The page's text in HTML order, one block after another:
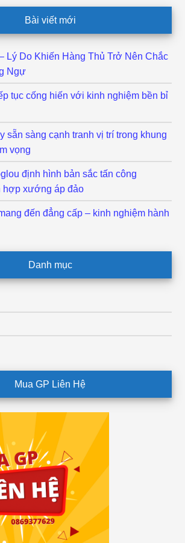
Bài viết mới
Lý Do Khiến Hàng Thủ Trở Nên Chắc
Ngự
tục cống hiến với kinh nghiệm bền bỉ
sẵn sàng cạnh tranh vị trí trong khung
vọng
định hình bản sắc tấn công
hợp xướng áp đảo
đến đẳng cấp – kinh nghiệm hành
Danh mục
Mua GP Liên Hệ